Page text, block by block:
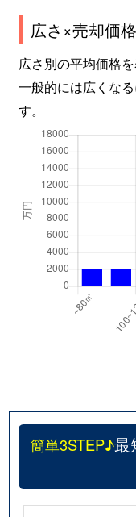
広さ×売却価格
広さ別の平均価格
一般的には広くな
す。
簡単3STEP♪最